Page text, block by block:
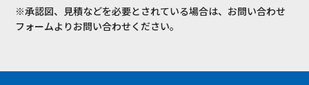
※承認図、見積などを必要とされている場合は、お問い合わせ
フォームよりお問い合わせください。